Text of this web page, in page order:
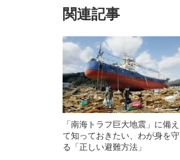
関連記事
「南海トラフ巨大地震」に備え
て知っておきたい、わが身を守
る「正しい避難方法」